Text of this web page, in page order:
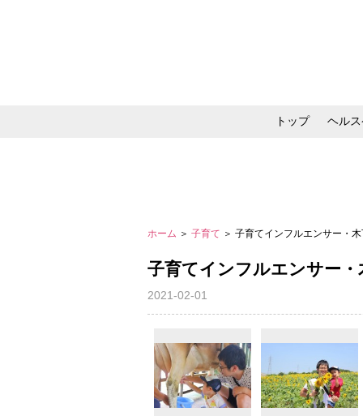
トップ ヘル
ホーム ＞ 子育て ＞ 子育てインフルエンサー・
子育てインフルエンサー
2021-02-01